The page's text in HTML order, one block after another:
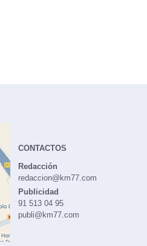
CONTACTOS
Redacción
redaccion@km77.com
Publicidad
91 513 04 95
publi@km77.com